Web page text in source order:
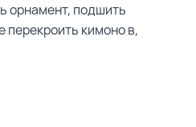
орнамент, подшить
перекроить кимоно в,